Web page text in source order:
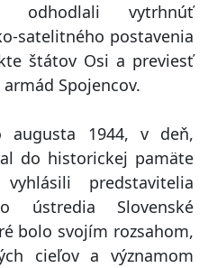
odhodlali vytrhnúť
satelitného postavenia
štátov Osi a previesť
Spojencov.
augusta 1944, v deň,
do historickej pamäte
predstavitelia
ústredia Slovenské
bolo svojím rozsahom,
cieľov a významom